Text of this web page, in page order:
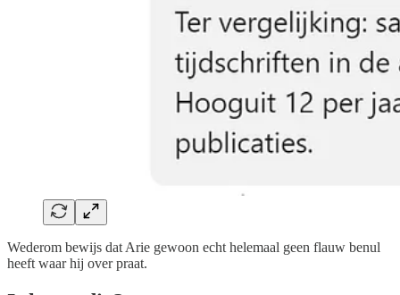
Wederom bewijs dat Arie gewoon echt helemaal geen flauw benul
heeft waar hij over praat.